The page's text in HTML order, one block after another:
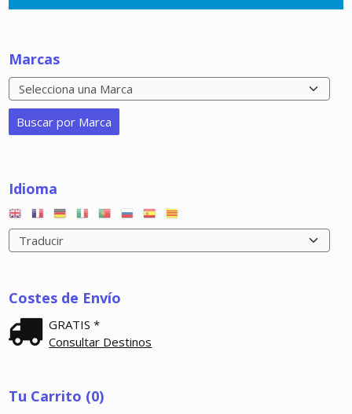
Marcas
Idioma
Costes de Envío
GRATIS *
Consultar Destinos
Tu Carrito (0)